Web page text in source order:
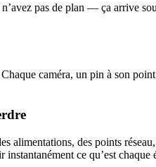
pas de plan — ça arrive
caméra, un pin à son
alimentations, des points
ce qu’est